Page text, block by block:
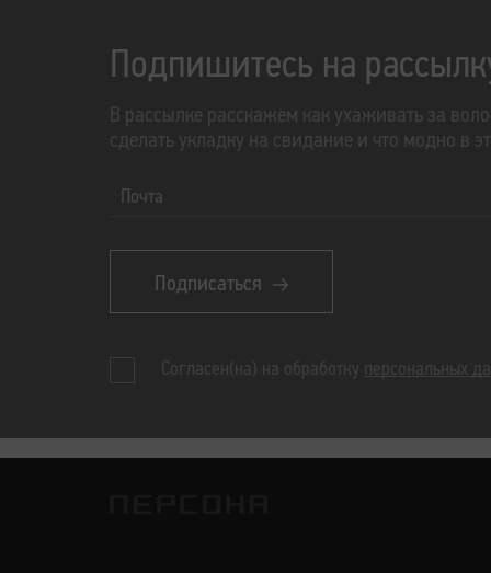
Подпишитесь на
В рассылке расскажем как ухаживать за
сделать укладку на свидание и что модно в
Почта
Подписаться
Согласен(на) на обработку персональных